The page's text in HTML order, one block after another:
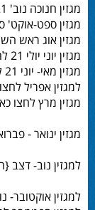
מגזין חנוכה נוב' 21 לחצו כאן
מגזין ספט-אוקט' סוכות 21
מגזין אוג ראש השנה 21
מגזין יוני יולי 21 לחצו כאן
מגזין מאי- יוני 21 לחצו כאן
למגזין אפריל
מגזין מרץ לחצו
מגזין ינואר -
למגזין נוב- דצב
למגזין אוקטובר-